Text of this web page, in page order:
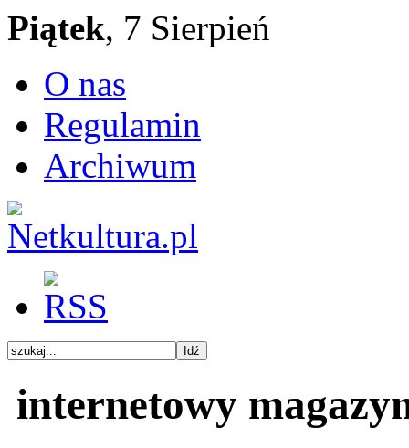
Piątek, 7 Sierpień
O nas
Regulamin
Archiwum
internetowy